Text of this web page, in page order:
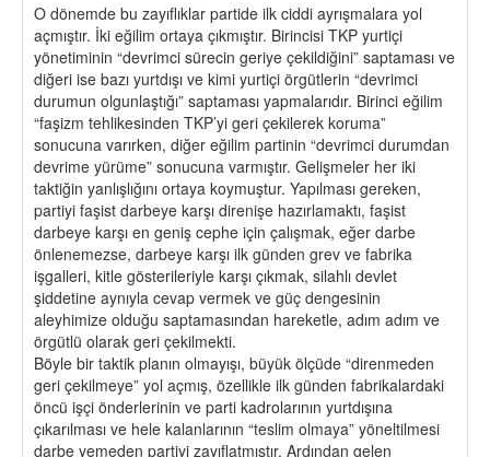
O dönemde bu zayıflıklar partide ilk ciddi ayrışmalara yol
açmıştır. İki eğilim ortaya çıkmıştır. Birincisi TKP yurtiçi
yönetiminin “devrimci sürecin geriye çekildiğini” saptaması ve
diğeri ise bazı yurtdışı ve kimi yurtiçi örgütlerin “devrimci
durumun olgunlaştığı” saptaması yapmalarıdır. Birinci eğilim
“faşizm tehlikesinden TKP’yi geri çekilerek koruma”
sonucuna varırken, diğer eğilim partinin “devrimci durumdan
devrime yürüme” sonucuna varmıştır. Gelişmeler her iki
taktiğin yanlışlığını ortaya koymuştur. Yapılması gereken,
partiyi faşist darbeye karşı direnişe hazırlamaktı, faşist
darbeye karşı en geniş cephe için çalışmak, eğer darbe
önlenemezse, darbeye karşı ilk günden grev ve fabrika
işgalleri, kitle gösterileriyle karşı çıkmak, silahlı devlet
şiddetine aynıyla cevap vermek ve güç dengesinin
aleyhimize olduğu saptamasından hareketle, adım adım ve
örgütlü olarak geri çekilmekti.
Böyle bir taktik planın olmayışı, büyük ölçüde “direnmeden
geri çekilmeye” yol açmış, özellikle ilk günden fabrikalardaki
öncü işçi önderlerinin ve parti kadrolarının yurtdışına
çıkarılması ve hele kalanlarının “teslim olmaya” yöneltilmesi
darbe yemeden partiyi zayıflatmıştır. Ardından gelen